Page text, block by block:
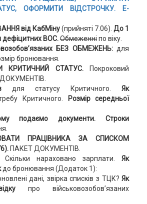
ОФОРМИТИ ВІДСТРОЧКУ.
Е-
від КабМіну(прийняті 7.06). До 1
дефіцитних ВОС.Обмеженніпо віку.
БЕЗ ОБМЕЖЕНЬ:для
бронювання.
КРИТИЧНИЙ СТАТУС.
Покроковий
для статусу Критичного.Як
Критичного.
Розмір середньої
подаємо документи. Строки
ПРАЦІВНИКА ЗА СПИСКОМ
ПАКЕТ ДОКУМЕНТІВ.
Скільки нараховано зарплати.Як
до бронювання (Додаток 1):
дані, звірка списків з ТЦК?Як
про військовозобов’язаних